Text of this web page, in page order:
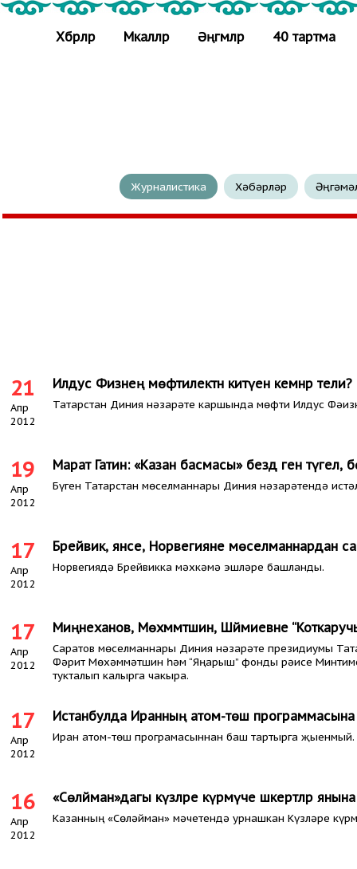
Хәбәрләр Мәкаләләр Әңгәмәләр 40 тартма
Журналистика Хәбәрләр
21
Апр
2012
Илдус Фәизнең мөфтилектән китүен кемнәр тели?
Татарстан Диния нәзарәте каршында мөфти Илдус
19
Апр
2012
Марат Гатин: «Казан басмасы» бездә генә
Бүген Татарстан мөселманнары Диния нәзарәтендә
17
Апр
2012
Брейвик, янәсе, Норвегияне мөселманнардан
Норвегиядә Брейвикка мәхкәмә эшләре башланды.
17
Апр
2012
Миңнеханов, Мөхәммәтшин, Шәймиевне
Саратов мөселманнары Диния нәзарәте президиумы
Фәрит Мөхәммәтшин һәм “Яңарыш” фонды рәисе
тукталып калырга чакыра.
17
Апр
2012
Истанбулда Иранның атом-төш программасына
Иран атом-төш програмасыннан баш тартырга
16
Апр
2012
«Сөләйман»дагы күзләре күрмәүче шәкертләр
Казанның «Сөләйман» мәчетендә урнашкан Күзләре